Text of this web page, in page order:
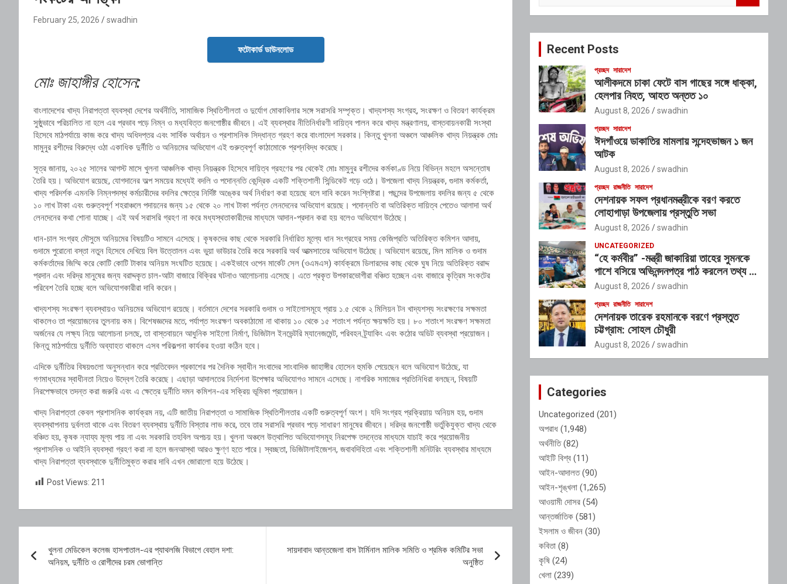
February 25, 2026 swadhin
ফটোকার্ড ডাউনলোড
মোঃ জাহাঙ্গীর হোসেন:
বাংলাদেশের খাদ্য নিরাপত্তা ব্যবস্থা দেশের অর্থনীতি, সামাজিক স্থিতিশীলতা ও দুর্যোগ মোকাবিলার সঙ্গে সরাসরি সম্পৃক্ত। খাদ্যশস্য সংগ্রহ, সংরক্ষণ ও বিতরণ কার্যক্রম
সুষ্ঠুভাবে পরিচালিত না হলে এর প্রভাব পড়ে নিম্ন ও মধ্যবিত্ত জনগোষ্ঠীর জীবনে। এই ব্যবস্থার নীতিনির্ধারণী দায়িত্ব পালন করে খাদ্য মন্ত্রণালয়, বাস্তবায়নকারী সংস্থা
হিসেবে মাঠপর্যায়ে কাজ করে খাদ্য অধিদপ্তর এবং সার্বিক অর্থায়ন ও প্রশাসনিক সিদ্ধান্ত গ্রহণ করে বাংলাদেশ সরকার । কিন্তু খুলনা অঞ্চলে আঞ্চলিক খাদ্য নিয়ন্ত্রক মোঃ
মামুনুর রশীদের বিরুদ্ধে ওঠা একাধিক দুর্নীতি ও অনিয়মের অভিযোগ এই গুরুত্বপূর্ণ কাঠামোকে প্রশ্নবিদ্ধ করেছে।
সূত্র জানায়, ২০২৫ সালের আগস্ট মাসে খুলনা আঞ্চলিক খাদ্য নিয়ন্ত্রক হিসেবে দায়িত্ব গ্রহণের পর থেকেই মোঃ মামুনুর রশীদের কর্মকাণ্ড নিয়ে বিভিন্ন মহলে অসন্তোষ
তৈরি হয়। অভিযোগ রয়েছে, যোগদানের অল্প সময়ের মধ্যেই বদলি ও পদোন্নতি কেন্দ্রিক একটি শক্তিশালী সিন্ডিকেট গড়ে ওঠে। উপজেলা খাদ্য নিয়ন্ত্রক, গুদাম কর্মকর্তা,
খাদ্য পরিদর্শক এমনকি নিম্নপদস্থ কর্মচারীদের বদলির ক্ষেত্রে নির্দিষ্ট অঙ্কের অর্থ নির্ধারণ করা হয়েছে বলে দাবি করেন সংশ্লিষ্টরা। পছন্দের উপজেলায় বদলির জন্য ৫ থেকে
১০ লাখ টাকা এবং গুরুত্বপূর্ণ শহরাঞ্চলে পদায়নের জন্য ১৫ থেকে ২০ লাখ টাকা পর্যন্ত লেনদেনের অভিযোগ রয়েছে। পদোন্নতি বা অতিরিক্ত দায়িত্ব পেতেও আলাদা অর্থ
লেনদেনের কথা শোনা যাচ্ছে। এই অর্থ সরাসরি গ্রহণ না করে মধ্যস্থতাকারীদের মাধ্যমে আদান-প্রদান করা হয় বলেও অভিযোগ উঠেছে।
ধান-চাল সংগ্রহ মৌসুমে অনিয়মের বিষয়টিও সামনে এসেছে। কৃষকদের কাছ থেকে সরকারি নির্ধারিত মূল্যে ধান সংগ্রহের সময় কেজিপ্রতি অতিরিক্ত কমিশন আদায়,
গুদামে পুরোনো বস্তা নতুন হিসেবে দেখিয়ে বিল উত্তোলন এবং ভুয়া ভাউচার তৈরি করে সরকারি অর্থ আত্মসাতের অভিযোগ উঠেছে। অভিযোগ রয়েছে, মিল মালিক ও গুদাম
কর্মকর্তাদের জিম্মি করে কোটি কোটি টাকার অনিয়ম সংঘটিত হয়েছে। একইভাবে ওপেন মার্কেট সেল (ওএমএস) কার্যক্রমে ডিলারদের কাছ থেকে ঘুষ নিয়ে অতিরিক্ত বরাদ্দ
প্রদান এবং দরিদ্র মানুষের জন্য বরাদ্দকৃত চাল-আটা বাজারে বিক্রির ঘটনাও আলোচনায় এসেছে। এতে প্রকৃত উপকারভোগীরা বঞ্চিত হচ্ছেন এবং বাজারে কৃত্রিম সংকটের
পরিবেশ তৈরি হচ্ছে বলে অভিযোগকারীরা দাবি করেন।
খাদ্যশস্য সংরক্ষণ ব্যবস্থায়ও অনিয়মের অভিযোগ রয়েছে। বর্তমানে দেশের সরকারি গুদাম ও সাইলোসমূহে প্রায় ১.৫ থেকে ২ মিলিয়ন টন খাদ্যশস্য সংরক্ষণের সক্ষমতা
থাকলেও তা প্রয়োজনের তুলনায় কম। বিশেষজ্ঞদের মতে, পর্যাপ্ত সংরক্ষণ অবকাঠামো না থাকায় ১০ থেকে ১৫ শতাংশ পর্যন্ত ক্ষয়ক্ষতি হয়। ৮০ শতাংশ সংরক্ষণ সক্ষমতা
অর্জনের যে লক্ষ্য নিয়ে আলোচনা চলছে, তা বাস্তবায়নে আধুনিক সাইলো নির্মাণ, ডিজিটাল ইনভেন্টরি ম্যানেজমেন্ট, পরিবহন ট্র্যাকিং এবং কঠোর অডিট ব্যবস্থা প্রয়োজন।
কিন্তু মাঠপর্যায়ে দুর্নীতি অব্যাহত থাকলে এসব পরিকল্পনা কার্যকর হওয়া কঠিন হবে।
এদিকে দুর্নীতির বিষয়গুলো অনুসন্ধান করে প্রতিবেদন প্রকাশের পর দৈনিক স্বাধীন সংবাদের সাংবাদিক জাহাঙ্গীর হোসেন হুমকি পেয়েছেন বলে অভিযোগ উঠেছে, যা
গণমাধ্যমের স্বাধীনতা নিয়েও উদ্বেগ তৈরি করেছে। এছাড়া আদালতের নির্দেশনা উপেক্ষার অভিযোগও সামনে এসেছে। নাগরিক সমাজের প্রতিনিধিরা বলছেন, বিষয়টি
নিরপেক্ষভাবে তদন্ত করা জরুরি এবং এ ক্ষেত্রে দুর্নীতি দমন কমিশন-এর সক্রিয় ভূমিকা প্রয়োজন।
খাদ্য নিরাপত্তা কেবল প্রশাসনিক কার্যক্রম নয়, এটি জাতীয় নিরাপত্তা ও সামাজিক স্থিতিশীলতার একটি গুরুত্বপূর্ণ অংশ। যদি সংগ্রহ প্রক্রিয়ায় অনিয়ম হয়, গুদাম
ব্যবস্থাপনায় দুর্বলতা থাকে এবং বিতরণ ব্যবস্থায় দুর্নীতি বিস্তার লাভ করে, তবে তার সরাসরি প্রভাব পড়ে সাধারণ মানুষের জীবনে। দরিদ্র জনগোষ্ঠী ভর্তুকিযুক্ত খাদ্য থেকে
বঞ্চিত হয়, কৃষক ন্যায্য মূল্য পায় না এবং সরকারি তহবিল অপচয় হয়। খুলনা অঞ্চলে উত্থাপিত অভিযোগসমূহ নিরপেক্ষ তদন্তের মাধ্যমে যাচাই করে প্রয়োজনীয়
প্রশাসনিক ও আইনি ব্যবস্থা গ্রহণ করা না হলে জনআস্থা আরও ক্ষুণ্ণ হতে পারে। স্বচ্ছতা, ডিজিটালাইজেশন, জবাবদিহিতা এবং শক্তিশালী মনিটরিং ব্যবস্থার মাধ্যমে
খাদ্য নিরাপত্তা ব্যবস্থাকে দুর্নীতিমুক্ত করার দাবি এখন জোরালো হয়ে উঠেছে।
Post Views: 211
navigation
খুলনা মেডিকেল কলেজ হাসপাতাল-এর প্যাথলজি বিভাগে বেহাল দশা:
অনিয়ম, দুর্নীতি ও রোগীদের চরম ভোগান্তি
সায়দাবাদ আন্তজেলা বাস টার্মিনাল মালিক সমিতি ও শ্রমিক কমিটির সভা
অনুষ্ঠিত
c
Recent Posts
প্রচ্ছদ সারাদেশ
আলীকদমে চাকা ফেটে বাস গাছের সঙ্গে ধাক্কা,
হেলপার নিহত, আহত অন্তত ১০
August 8, 2026 swadhin
প্রচ্ছদ সারাদেশ
ঈদগাঁওয়ে ডাকাতির মামলায় সন্দেহভাজন ১ জন
আটক
August 8, 2026 swadhin
প্রচ্ছদ রাজনীতি সারাদেশ
দেশনায়ক সফল প্রধানমন্ত্রীকে বরণ করতে
লোহাগাড়া উপজেলায় প্রস্তুতি সভা
August 8, 2026 swadhin
UNCATEGORIZED
“হে কর্মবীর” -মন্ত্রী জাকারিয়া তাহের সুমনকে
পাশে বসিয়ে অভিনন্দনপত্র পাঠ করলেন তথ্য ও
সম্প্রসারণ মন্ত্রণালয়ের ভারপ্রাপ্ত সচিব শাহ
August 8, 2026 swadhin
প্রচ্ছদ রাজনীতি সারাদেশ
দেশনায়ক তারেক রহমানকে বরণে প্রস্তুত
চট্টগ্রাম: সোহল চৌধুরী
August 8, 2026 swadhin
Categories
Uncategorized (201)
অপরাধ (1,948)
অর্থনীতি(82)
আইটি বিশ্ব (11)
আইন-আদালত(90)
আইন-শৃঙ্খলা (1,265)
আওয়ামী দোসর (54)
আন্তর্জাতিক (581)
ইসলাম ও জীবন (30)
কবিতা (8)
কৃষি (24)
খেলা (239)